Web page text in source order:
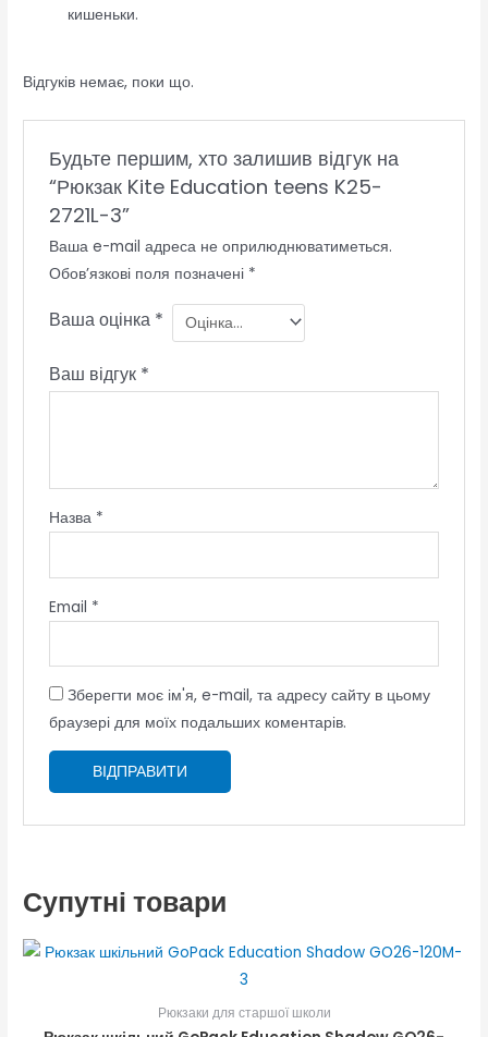
кишеньки.
Відгуків немає, поки що.
Будьте першим, хто залишив відгук на
“Рюкзак Kite Education teens K25-
2721L-3”
Ваша e-mail адреса не оприлюднюватиметься.
Обов’язкові поля позначені *
Ваша оцінка *
Ваш відгук *
Назва *
Email *
Зберегти моє ім'я, e-mail, та адресу сайту в цьому
браузері для моїх подальших коментарів.
Супутні товари
Рюкзаки для старшої школи